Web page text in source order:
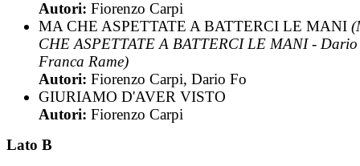
Autori: Fiorenzo Carpi
MA CHE ASPETTATE A BATTERCI LE MANI
CHE ASPETTATE A BATTERCI LE MANI -
Franca Rame)
Autori: Fiorenzo Carpi, Dario Fo
GIURIAMO D'AVER VISTO
Autori: Fiorenzo Carpi
Lato B